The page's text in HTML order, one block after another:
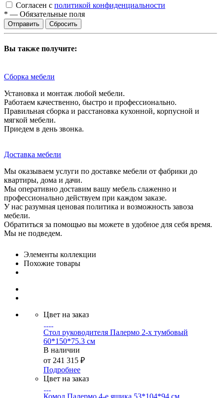
Согласен с политикой конфиденциальности
* — Обязательные поля
Сбросить
Вы также получите:
Сборка мебели
Установка и монтаж любой мебели.
Работаем качественно, быстро и профессионально.
Правильная сборка и расстановка кухонной, корпусной и
мягкой мебели.
Приедем в день звонка.
Доставка мебели
Мы оказываем услуги по доставке мебели от фабрики до
квартиры, дома и дачи.
Мы оперативно доставим вашу мебель слаженно и
профессионально действуем при каждом заказе.
У нас разумная ценовая политика и возможность завоза
мебели.
Обратиться за помощью вы можете в удобное для себя время.
Мы не подведем.
Элементы коллекции
Похожие товары
Цвет на заказ
Стол руководителя Палермо 2-х тумбовый
60*150*75.3 см
В наличии
от 241 315 ₽
Подробнее
Цвет на заказ